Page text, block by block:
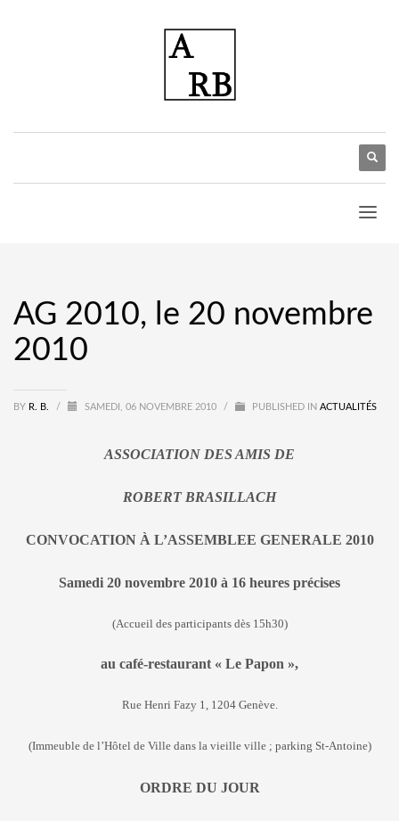
AG 2010, le 20 novembre
2010
BY R. B. / SAMEDI, 06 NOVEMBRE 2010 / PUBLISHED IN ACTUALITÉS
ASSOCIATION DES AMIS DE
ROBERT BRASILLACH
CONVOCATION À L’ASSEMBLEE GENERALE 2010
Samedi 20 novembre 2010 à 16 heures précises
(Accueil des participants dès 15h30)
au café-restaurant « Le Papon »,
Rue Henri Fazy 1, 1204 Genève.
(Immeuble de l’Hôtel de Ville dans la vieille ville ; parking St-Antoine)
ORDRE DU JOUR